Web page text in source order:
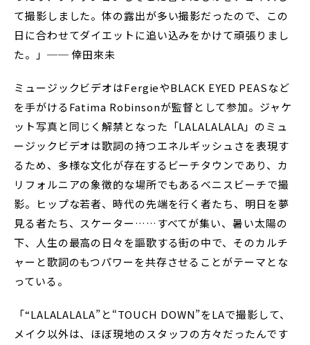
て撮影しました。体の露出が多い撮影だったので、この
日に合わせてダイエットに追い込みをかけて頑張りまし
た。」── 倖田來未
ミュージックビデオはFergieやBLACK EYED PEASなど
を手がけるFatima Robinsonが監督として参加。ジャケ
ット写真と同じく解禁となった「LALALALALA」のミュ
ージックビデオは歌詞の持つエネルギッシュさを表現す
るため、多様な文化が存在するビーチタウンであり、カ
リフォルニアの象徴的な場所でもあるベニスビーチで撮
影。ヒップな若者、時代の先端を行く者たち、明日を夢
見る者たち、スケーター……すべてが集い、暑い太陽の
下、人生の最高の日々を謳歌する街の中で、そのカルチ
ャーと歌詞のもつパワーを共存させることがテーマとな
っている。
「“LALALALALA”と“TOUCH DOWN”をLAで撮影して、
メイク以外は、ほぼ現地のスタッフの方々だったんです